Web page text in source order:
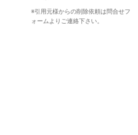
※引用元様からの削除依頼は問合せフ
ォームよりご連絡下さい。